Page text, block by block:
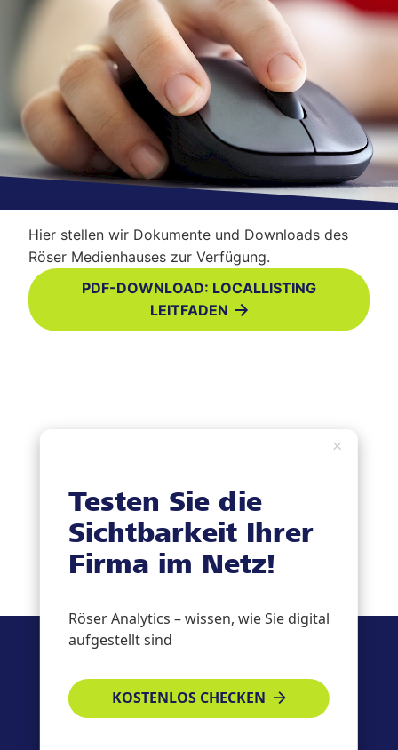
Hier stellen wir Dokumente und Downloads des
Röser Medienhauses zur Verfügung.
PDF-DOWNLOAD: LOCALLISTING
LEITFADEN
Röser Medienhaus
76133 Karlsruhe
Testen Sie die
Sichtbarkeit Ihrer
Firma im Netz!
Röser Analytics – wissen, wie Sie digital
aufgestellt sind
KOSTENLOS CHECKEN
×